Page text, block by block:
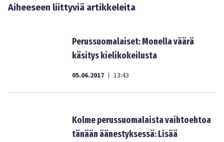
Aiheeseen liittyviä artikkeleita
Perussuomalaiset: Monella väärä
käsitys kielikokeilusta
05.06.2017 | 13:43
Kolme perussuomalaista vaihtoehtoa
tänään äänestyksessä: Lisää